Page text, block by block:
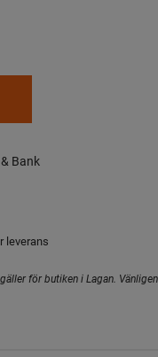
Bank
leverans
för butiken i Lagan.